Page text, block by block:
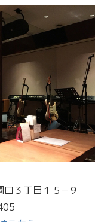
口３丁目１５−９